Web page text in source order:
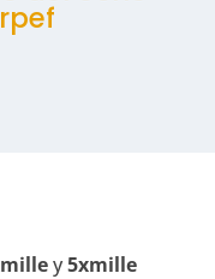
y5xmille